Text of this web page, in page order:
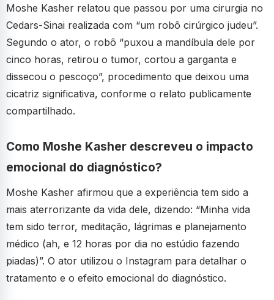
Moshe Kasher relatou que passou por uma cirurgia no
Cedars-Sinai realizada com “um robô cirúrgico judeu”.
Segundo o ator, o robô “puxou a mandíbula dele por
cinco horas, retirou o tumor, cortou a garganta e
dissecou o pescoço”, procedimento que deixou uma
cicatriz significativa, conforme o relato publicamente
compartilhado.
Como Moshe Kasher descreveu o impacto
emocional do diagnóstico?
Moshe Kasher afirmou que a experiência tem sido a
mais aterrorizante da vida dele, dizendo: “Minha vida
tem sido terror, meditação, lágrimas e planejamento
médico (ah, e 12 horas por dia no estúdio fazendo
piadas)”. O ator utilizou o Instagram para detalhar o
tratamento e o efeito emocional do diagnóstico.